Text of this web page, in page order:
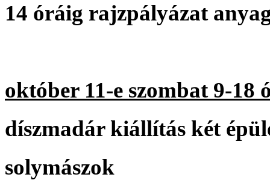
14 óráig rajzpályázat
október 11-e szombat 9-18
díszmadár kiállítás két
solymászok